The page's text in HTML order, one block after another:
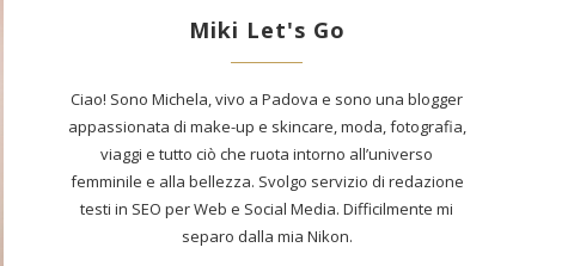
Miki Let's Go
Ciao! Sono Michela, vivo a Padova e sono una blogger
appassionata di make-up e skincare, moda, fotografia,
viaggi e tutto ciò che ruota intorno all’universo
femminile e alla bellezza. Svolgo servizio di redazione
testi in SEO per Web e Social Media. Difficilmente mi
separo dalla mia Nikon.